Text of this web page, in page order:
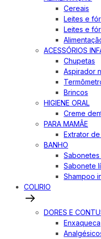
Cereais
Leites e
Leites e
ACESSÓRIOS
Chupetas
Aspirador
Brincos
HIGIENE ORAL
Creme
PARA MAMÃE
Extrator
BANHO
Sabonetes
Sabonete
Shampoo
COLIRIO
DORES E
Enxaqueca